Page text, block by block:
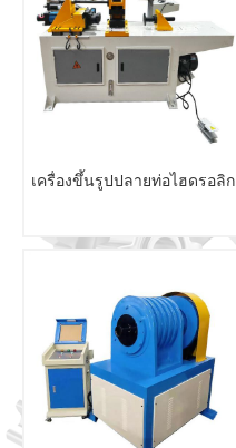
เครื่องขึ้นรูปปลายท่อไฮดรอลิก